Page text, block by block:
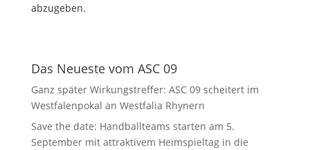
abzugeben.
Das Neueste vom ASC 09
Ganz später Wirkungstreffer: ASC 09 scheitert im
Westfalenpokal an Westfalia Rhynern
Save the date: Handballteams starten am 5.
September mit attraktivem Heimspieltag in die